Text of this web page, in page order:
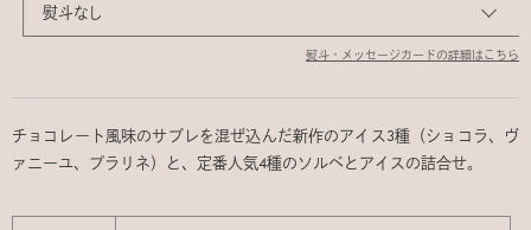
熨斗・メッセージカードの詳細はこちら
チョコレート風味のサブレを混ぜ込んだ新作のアイス3種（ショコラ、ヴ
ァニーユ、プラリネ）と、定番人気4種のソルベとアイスの詰合せ。